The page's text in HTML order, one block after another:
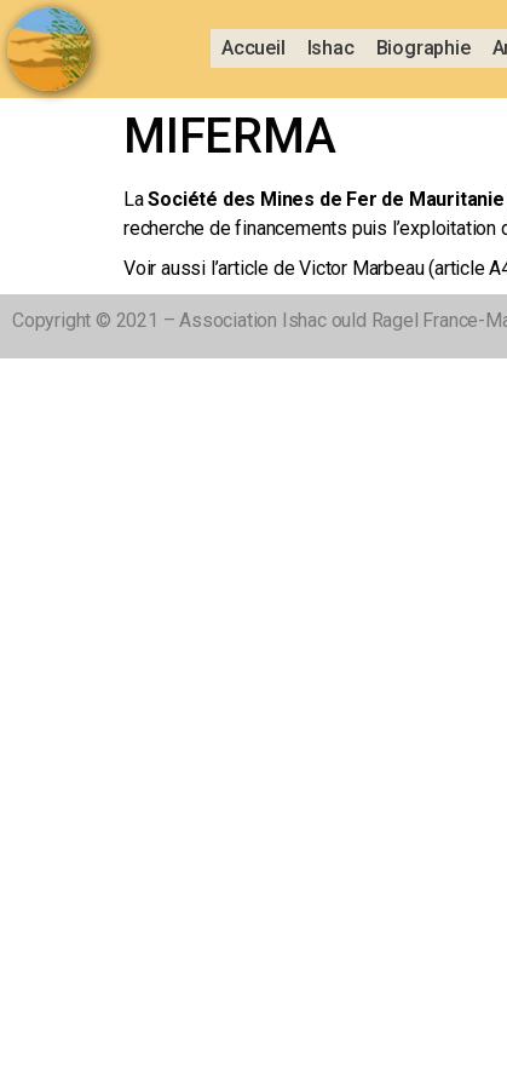
Accueil Ishac Biographie
MIFERMA
LaSociété des Mines de Fer de Mauritanie
recherche de financements puis l’exploitation
Voir aussi l’article de Victor Marbeau (article
Copyright © 2021 – Association Ishac ould Ragel France-